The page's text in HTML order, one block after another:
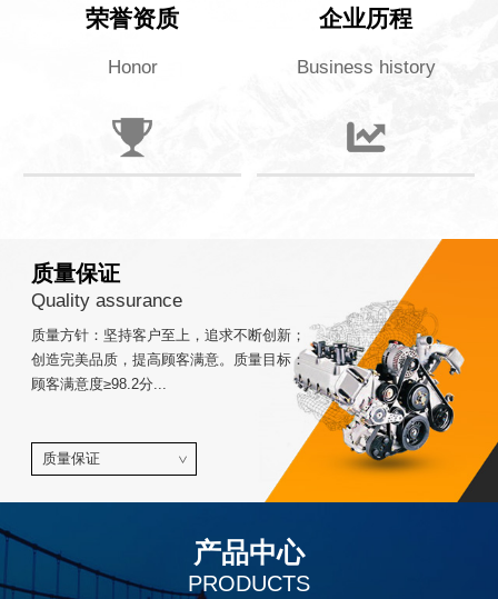
荣誉资质
Honor
企业历程
Business history
质量保证
Quality assurance
质量方针：坚持客户至上，追求不断创新；
创造完美品质，提高顾客满意。质量目标：
顾客满意度≥98.2分...
质量保证 >
产品中心
PRODUCTS